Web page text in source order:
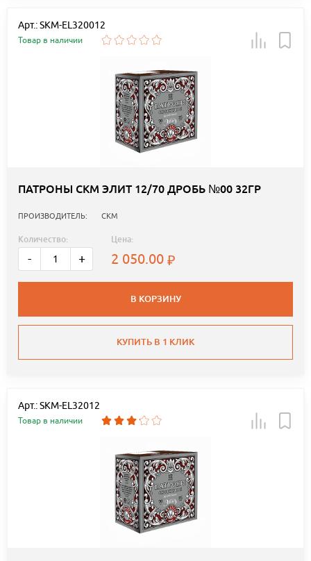
Арт.: SKM-EL320012
Товар в наличии
ПАТРОНЫ СКМ ЭЛИТ 12/70 ДРОБЬ №00 32ГР
ПРОИЗВОДИТЕЛЬ: СКМ
Количество:
- +
Цена:
2 050.00
В КОРЗИНУ
КУПИТЬ В 1 КЛИК
Арт.: SKM-EL32012
Товар в наличии